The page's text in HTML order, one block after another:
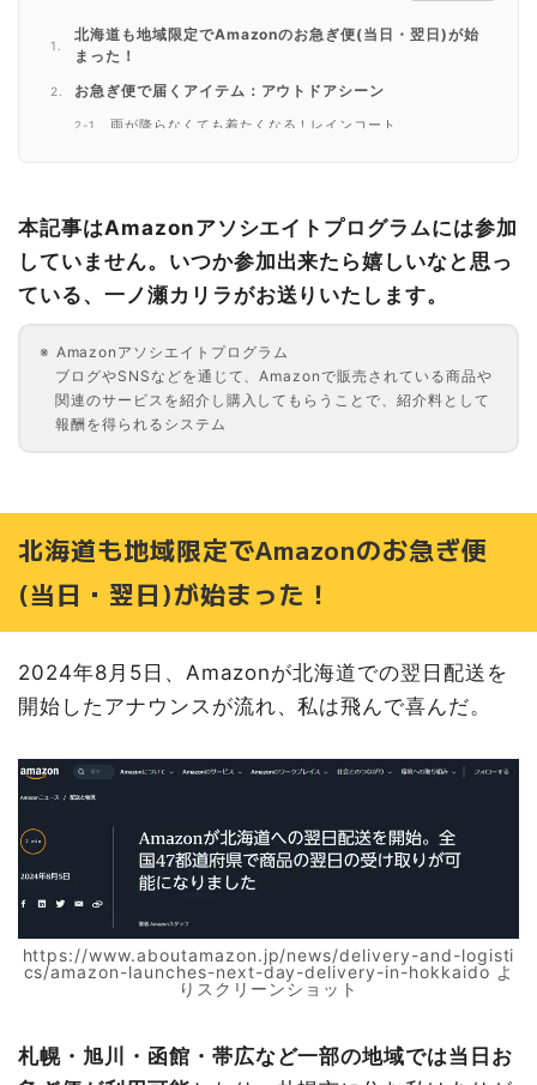
北海道も地域限定でAmazonのお急ぎ便(当日・翌日)が始
まった！
お急ぎ便で届くアイテム：アウトドアシーン
雨が降らなくても着たくなる！レインコート
お急ぎ便で届くアイテム：お出かけ前・お出かけ後
お出かけ前：シワを伸ばして出掛ける！スチームアイロン
お出かけ後：お盆・お彼岸で余ったお線香をリユース。お
当日・翌日配送を探すコツ
①それっぽく検索し、絞り込む
②絞り込みで配送タイミングを選択
③配送タイミングが絞り込まれた結果から選べる！
本記事はAmazonアソシエイトプログラムには参加
していません。いつか参加出来たら嬉しいなと思っ
ている、一ノ瀬カリラがお送りいたします。
Amazonアソシエイトプログラム
ブログやSNSなどを通じて、Amazonで販売されている商品や
関連のサービスを紹介し購入してもらうことで、紹介料として
報酬を得られるシステム
北海道も地域限定でAmazonのお急ぎ便
(当日・翌日)が始まった！
2024年8月5日、Amazonが北海道での翌日配送を
開始したアナウンスが流れ、私は飛んで喜んだ。
https://www.aboutamazon.jp/news/delivery-and-logisti
cs/amazon-launches-next-day-delivery-in-hokkaido よ
りスクリーンショット
札幌・旭川・函館・帯広など一部の地域では当日お